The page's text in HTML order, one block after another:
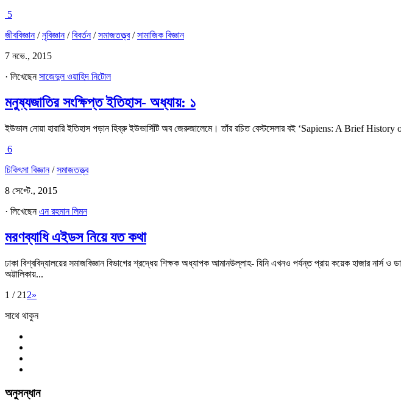
5
জীববিজ্ঞান/নৃবিজ্ঞান/বিবর্তন/সমাজতত্ত্ব/সামাজিক বিজ্ঞান
7 নভে., 2015
· লিখেছেনসাজেদুল ওয়াহিদ নিটোল
মনুষ্যজাতির সংক্ষিপ্ত ইতিহাস- অধ্যায়: ১
ইউভাল নোয়া হারারি ইতিহাস পড়ান হিব্রু ইউভার্সিটি অব জেরুজালেমে। তাঁর রচিত বেস্টসেলার বই ‘Sapiens: A Brief
6
চিকিৎসা বিজ্ঞান/সমাজতত্ত্ব
8 সেপ্টে., 2015
· লিখেছেনএন রহমান লিমন
মরণব্যাধি এইডস নিয়ে যত কথা
ঢাকা বিশ্ববিদ্যালয়ের সমাজবিজ্ঞান বিভাগের শ্রদ্ধেয় শিক্ষক অধ্যাপক আমানউল্লাহ- যিনি এখনও পর্যন্ত প্রায় কয়েক হাজার
অট্টালিকায়...
1 / 21 2»
সাথে থাকুন
অনুসন্ধান